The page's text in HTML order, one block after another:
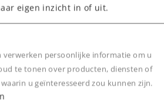
eigen inzicht in of uit.
verwerken persoonlijke informatie om u
te tonen over producten, diensten of
u geïnteresseerd zou kunnen zijn.